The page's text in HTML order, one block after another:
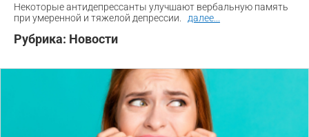
Некоторые антидепрессанты улучшают вербальную память
при умеренной и тяжелой депрессии.
далее
Рубрика: Новости